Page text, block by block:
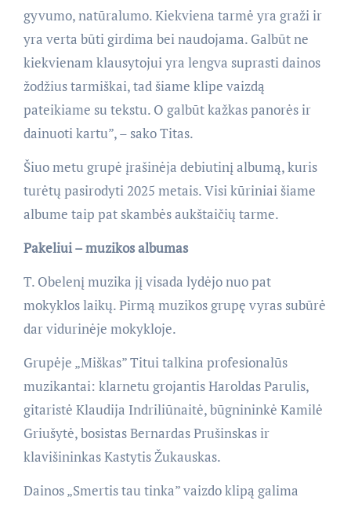
gyvumo, natūralumo. Kiekviena tarmė yra graži ir
yra verta būti girdima bei naudojama. Galbūt ne
kiekvienam klausytojui yra lengva suprasti dainos
žodžius tarmiškai, tad šiame klipe vaizdą
pateikiame su tekstu. O galbūt kažkas panorės ir
dainuoti kartu”, – sako Titas.
Šiuo metu grupė įrašinėja debiutinį albumą, kuris
turėtų pasirodyti 2025 metais. Visi kūriniai šiame
albume taip pat skambės aukštaičių tarme.
Pakeliui – muzikos albumas
T. Obelenį muzika jį visada lydėjo nuo pat
mokyklos laikų. Pirmą muzikos grupę vyras subūrė
dar vidurinėje mokykloje.
Grupėje „Miškas” Titui talkina profesionalūs
muzikantai: klarnetu grojantis Haroldas Parulis,
gitaristė Klaudija Indriliūnaitė, būgnininkė Kamilė
Griušytė, bosistas Bernardas Prušinskas ir
klavišininkas Kastytis Žukauskas.
Dainos „Smertis tau tinka” vaizdo klipą galima